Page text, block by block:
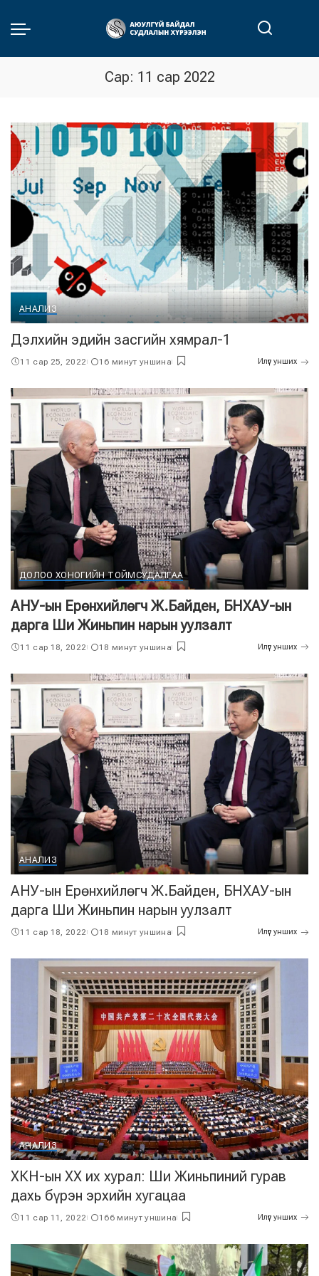
Сар: 11 сар 2022
АНАЛИЗ
Дэлхийн эдийн засгийн хямрал-1
11 сар 25, 2022 16 минут уншина Илүүг унших
ДОЛОО ХОНОГИЙН ТОЙМСУДАЛГАА
АНУ-ын Ерөнхийлөгч Ж.Байден, БНХАУ-ын
дарга Ши Жиньпин нарын уулзалт
11 сар 18, 2022 18 минут уншина Илүүг унших
АНАЛИЗ
АНУ-ын Ерөнхийлөгч Ж.Байден, БНХАУ-ын
дарга Ши Жиньпин нарын уулзалт
11 сар 18, 2022 18 минут уншина Илүүг унших
АНАЛИЗ
ХКН-ын ХХ их хурал: Ши Жиньпиний гурав
дахь бүрэн эрхийн хугацаа
11 сар 11, 2022 166 минут уншина Илүүг унших